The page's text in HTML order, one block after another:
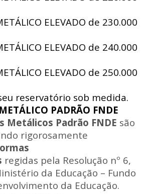
ELEVADO de 230.000
ELEVADO de 240.000
ELEVADO de 250.000
reservatório sob medida.
PADRÃO FNDE
Metálicos Padrão FNDE são
rigorosamente
regidas pela Resolução nº 6,
da Educação – Fundo
da Educação.